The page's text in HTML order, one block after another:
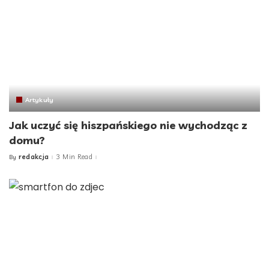
Artykuły
Jak uczyć się hiszpańskiego nie wychodząc z
domu?
Posted
By redakcja 3 Min Read